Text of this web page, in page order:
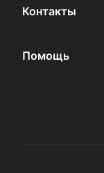
Контакты
Помощь